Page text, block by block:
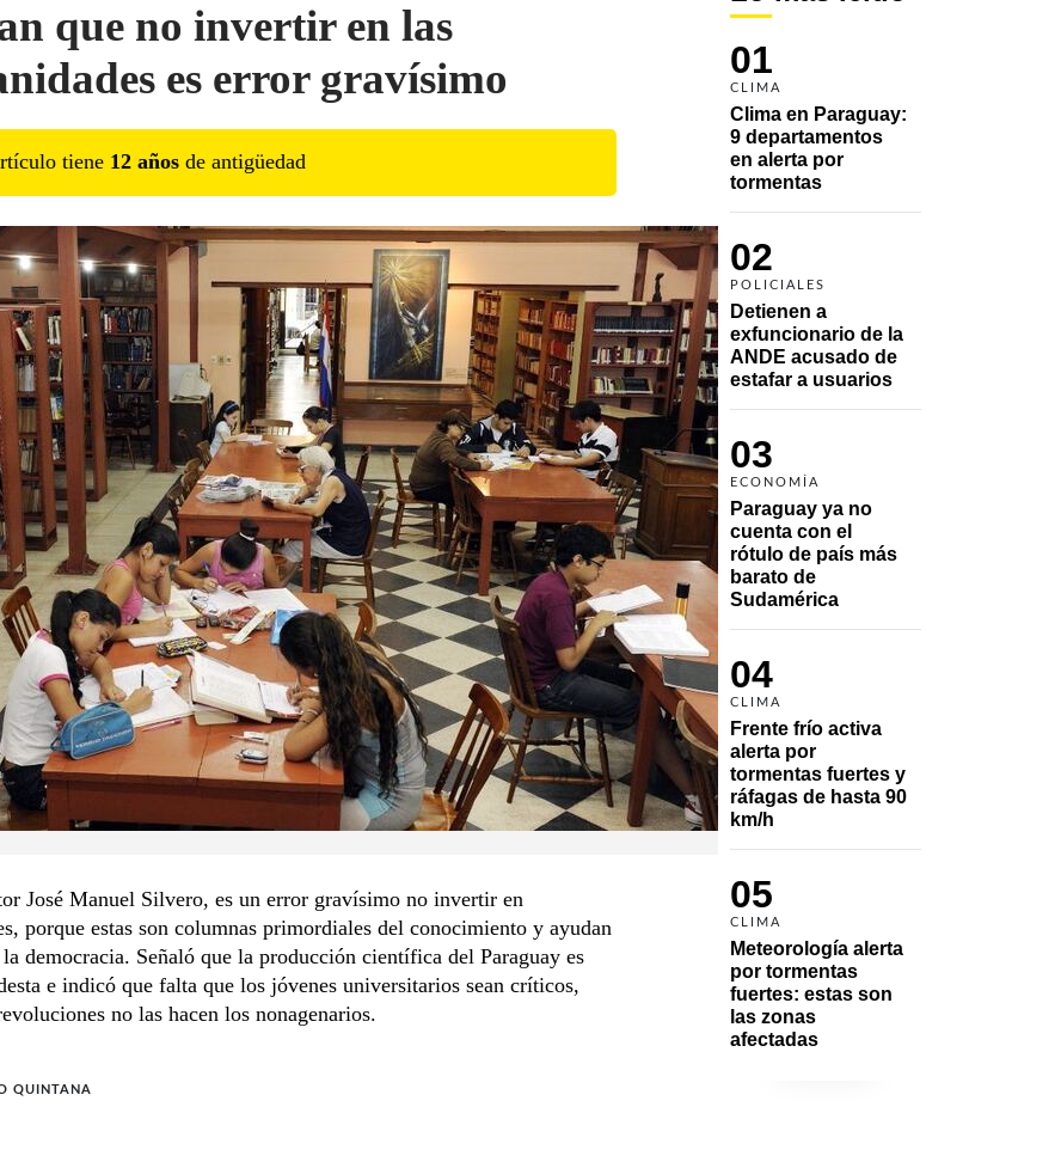
01
CLIMA
Clima en Paraguay:
9 departamentos
en alerta por
tormentas
02
POLICIALES
Detienen a
exfuncionario de la
ANDE acusado de
estafar a usuarios
03
ECONOMÍA
Paraguay ya no
cuenta con el
rótulo de país más
barato de
Sudamérica
04
CLIMA
Frente frío activa
alerta por
tormentas fuertes y
ráfagas de hasta 90
km/h
05
CLIMA
Meteorología alerta
por tormentas
fuertes: estas son
las zonas
afectadas
que no invertir en las
es error gravísimo
tiene 12 años de antigüedad
José Manuel Silvero, es un error gravísimo no invertir en
porque estas son columnas primordiales del conocimiento y ayudan
democracia. Señaló que la producción científica del Paraguay es
e indicó que falta que los jóvenes universitarios sean críticos,
no las hacen los nonagenarios.
QUINTANA